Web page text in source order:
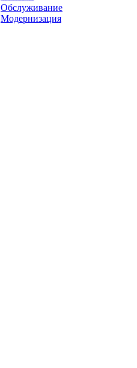
Обслуживание
Модернизация